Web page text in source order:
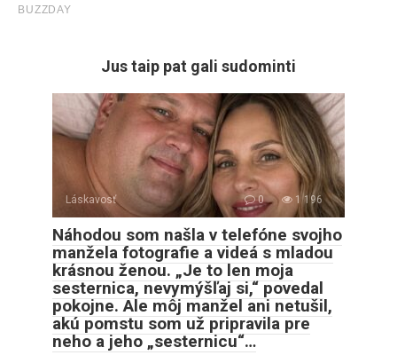
Jus taip pat gali sudominti
Láskavosť 0 1 196
Náhodou som našla v telefóne svojho
manžela fotografie a videá s mladou
krásnou ženou. „Je to len moja
sesternica, nevymýšľaj si,“ povedal
pokojne. Ale môj manžel ani netušil,
akú pomstu som už pripravila pre
neho a jeho „sesternicu“…